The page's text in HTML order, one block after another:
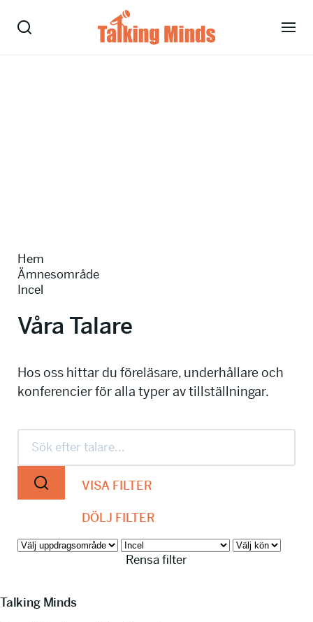
Kontakt
08-38 15 15
info@talkingminds.se
Hem
Ämnesområde
Incel
Våra Talare
Hos oss hittar du föreläsare, underhållare och
konferencier för alla typer av tillställningar.
VISA FILTER
DÖLJ FILTER
Rensa filter
Talking Minds